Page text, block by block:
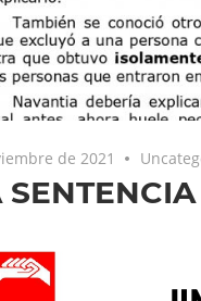
de 2021